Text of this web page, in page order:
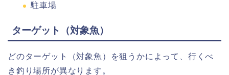
駐車場
ターゲット（対象魚）
どのターゲット（対象魚）を狙うかによって、行くべ
き釣り場所が異なります。